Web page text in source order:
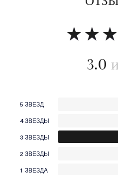
3.0
5 ЗВЕЗД
4 ЗВЕЗДЫ
3 ЗВЕЗДЫ
2 ЗВЕЗДЫ
1 ЗВЕЗДА